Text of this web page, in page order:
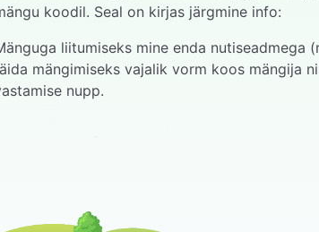
koodil. Seal on kirjas järgmine info:
liitumiseks mine enda
mängimiseks vajalik vorm koos mängija
nupp.
6. Kui mängijad on liitunud, võib valida esimese
8. Esimene vastamisõigus on kiireimal